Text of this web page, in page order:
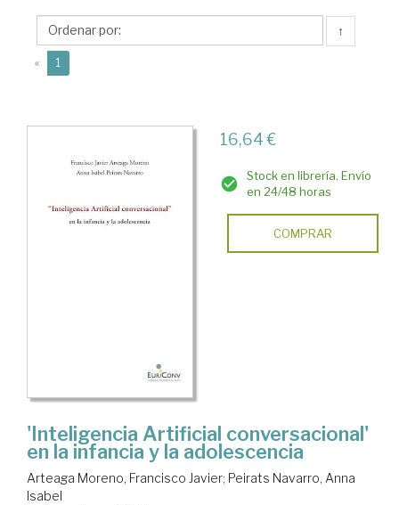
Francisco
Javier
↑
« 1
16,64 €
Stock en librería. Envío
en 24/48 horas
COMPRAR
'Inteligencia Artificial conversacional'
en la infancia y la adolescencia
Arteaga Moreno, Francisco Javier; Peirats Navarro, Anna
Isabel